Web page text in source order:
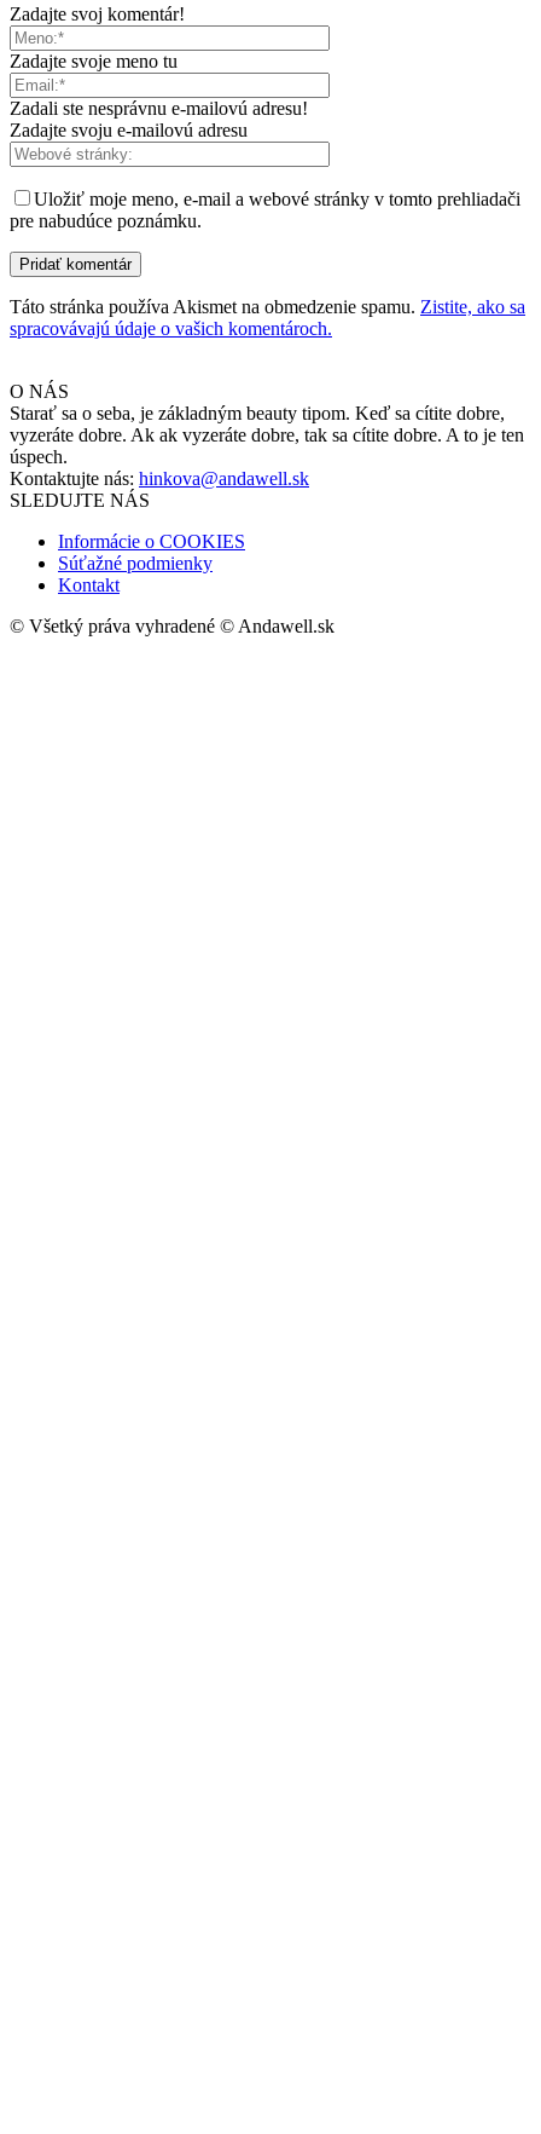
Zadajte svoj komentár!
Zadajte svoje meno tu
Zadali ste nesprávnu e-mailovú adresu!
Zadajte svoju e-mailovú adresu
Uložiť moje meno, e-mail a webové stránky v tomto prehliadači
pre nabudúce poznámku.
Táto stránka používa Akismet na obmedzenie spamu. Zistite, ako sa
spracovávajú údaje o vašich komentároch.
O NÁS
Starať sa o seba, je základným beauty tipom. Keď sa cítite dobre,
vyzeráte dobre. Ak ak vyzeráte dobre, tak sa cítite dobre. A to je ten
úspech.
Kontaktujte nás: hinkova@andawell.sk
SLEDUJTE NÁS
Informácie o COOKIES
Súťažné podmienky
Kontakt
© Všetký práva vyhradené © Andawell.sk